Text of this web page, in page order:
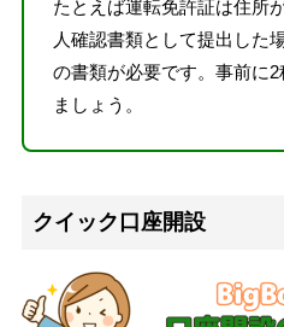
たとえば運転免許証は住所
人確認書類として提出した
の書類が必要です。事前に
ましょう。
クイック口座開設